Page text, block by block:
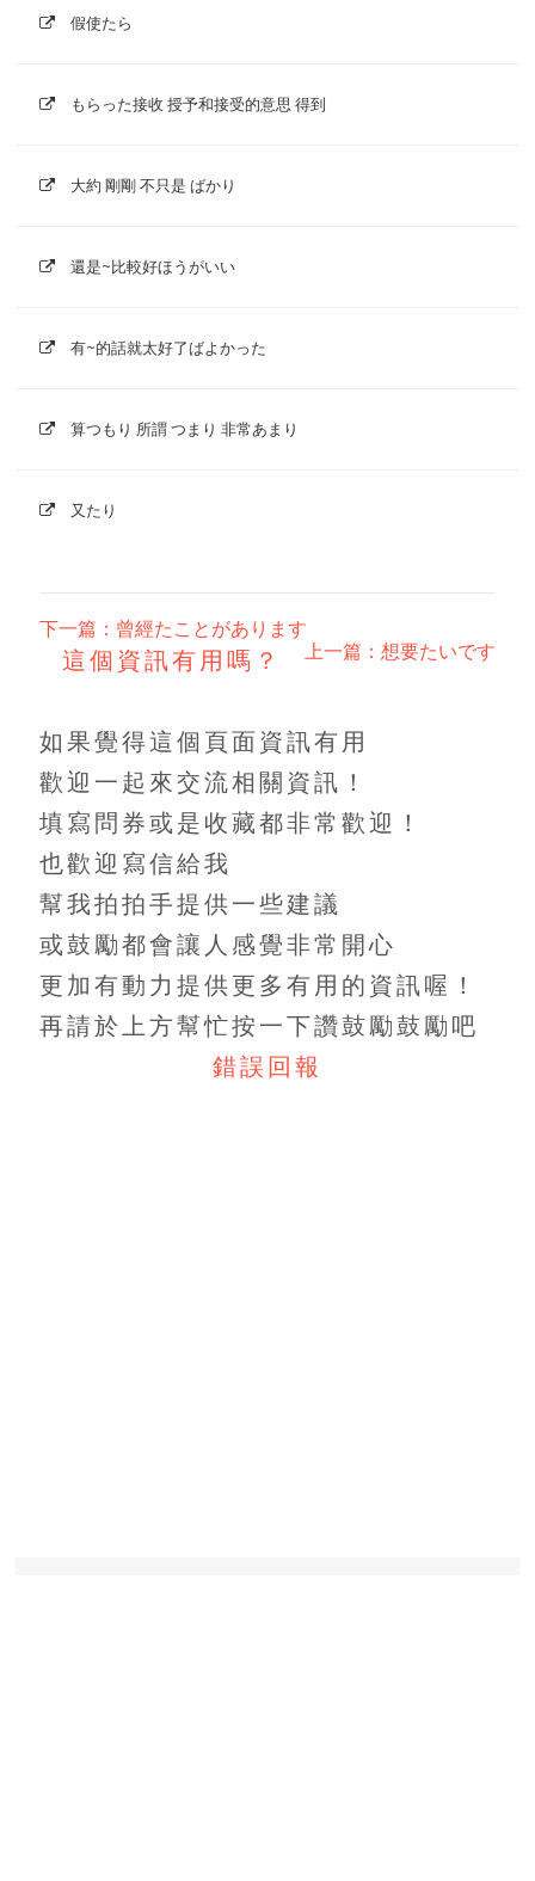
假使たら
もらった接收 授予和接受的意思 得到
大約 剛剛 不只是 ばかり
還是~比較好ほうがいい
有~的話就太好了ばよかった
算つもり 所謂 つまり 非常あまり
又たり
下一篇：曾經たことがあります
上一篇：想要たいです
這個資訊有用嗎？
如果覺得這個頁面資訊有用
歡迎一起來交流相關資訊！
填寫問券或是收藏都非常歡迎！
也歡迎寫信給我
幫我拍拍手提供一些建議
或鼓勵都會讓人感覺非常開心
更加有動力提供更多有用的資訊喔！
再請於上方幫忙按一下讚鼓勵鼓勵吧
錯誤回報